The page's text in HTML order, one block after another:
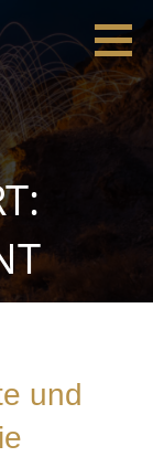
und